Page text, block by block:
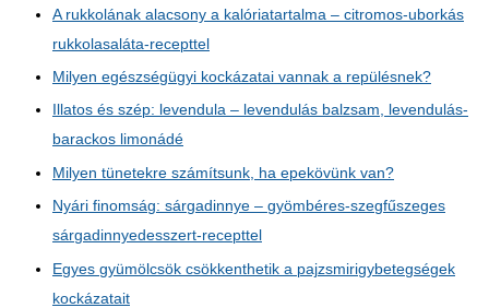
A rukkolának alacsony a kalóriatartalma – citromos-uborkás
rukkolasaláta-recepttel
Milyen egészségügyi kockázatai vannak a repülésnek?
Illatos és szép: levendula – levendulás balzsam, levendulás-
barackos limonádé
Milyen tünetekre számítsunk, ha epekövünk van?
Nyári finomság: sárgadinnye – gyömbéres-szegfűszeges
sárgadinnyedesszert-recepttel
Egyes gyümölcsök csökkenthetik a pajzsmirigybetegségek
kockázatait